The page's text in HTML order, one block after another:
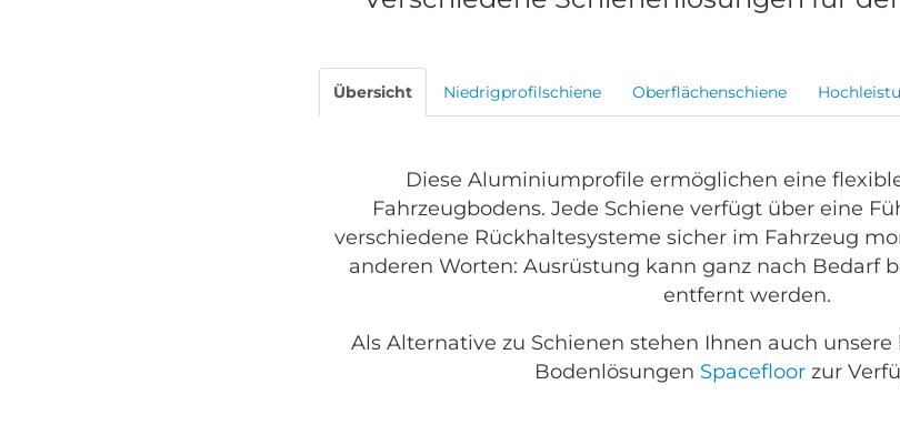
Übersicht Niedrigprofilschiene Oberflächenschiene
Diese Aluminiumprofile ermöglichen eine
Fahrzeugbodens. Jede Schiene verfügt über eine
verschiedene Rückhaltesysteme sicher im Fahrzeug
anderen Worten: Ausrüstung kann ganz nach Bedarf
entfernt werden.
Als Alternative zu Schienen stehen Ihnen auch
Bodenlösungen Spacefloor zur